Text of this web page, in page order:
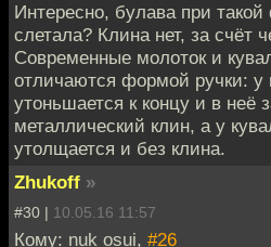
Интересно, булава при
слетала? Клина нет, за счёт
Современные молоток и
отличаются формой ручки: у
утоньшается к концу и в неё
металлический клин, а у
утолщается и без клина.
Zhukoff »
#30 | 10.05.16 11:57
Кому: nuk osui, #26